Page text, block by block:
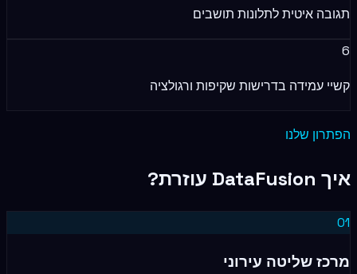
תגובה איטית לתלונות תושבים
6
קשיי עמידה בדרישות שקיפות ורגולציה
הפתרון שלנו
איך DataFusion עוזרת?
01
מרכז שליטה עירוני